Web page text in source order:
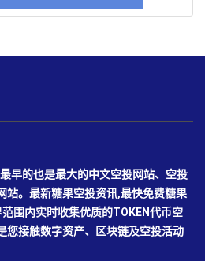
早的也是最大的中文空投网站、空投
站。最新糖果空投资讯,最快免费糖果
围内实时收集优质的TOKEN代币空
您接触数字资产、区块链及空投活动